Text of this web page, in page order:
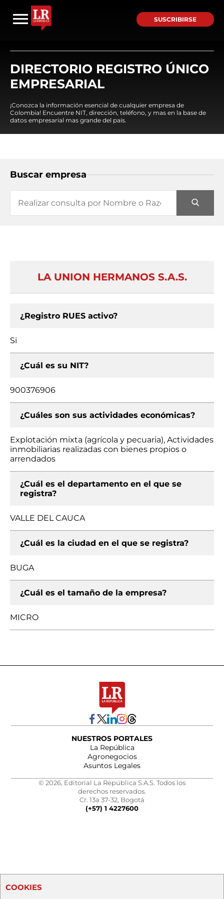
SUSCRIBIRSE
DIRECTORIO REGISTRO ÚNICO
EMPRESARIAL
¡Conozca la información esencial de cualquier empresa de
Colombia! Encuentre NIT, dirección, teléfono, y mas en la base de
datos empresarial mas grande del país.
Buscar empresa
LA UNION HERMANOS S.A.S.
¿Registro RUES activo?
Si
¿Cuál es su NIT?
900376906
¿Cuáles son sus actividades económicas?
Explotación mixta (agrícola y pecuaria), Actividades
inmobiliarias realizadas con bienes propios o
arrendados
¿Cuál es el departamento en el que se
registra?
VALLE DEL CAUCA
¿Cuál es la ciudad en el que se registra?
BUGA
¿Cuál es el tamaño de la empresa?
MICRO
NUESTROS PORTALES
La República
Agronegocios
Asuntos Legales
© 2026, Editorial La República S.A.S. Todos los
derechos reservados.
Cr. 13a 37-32, Bogotá
(+57) 1 4227600
COOKIES